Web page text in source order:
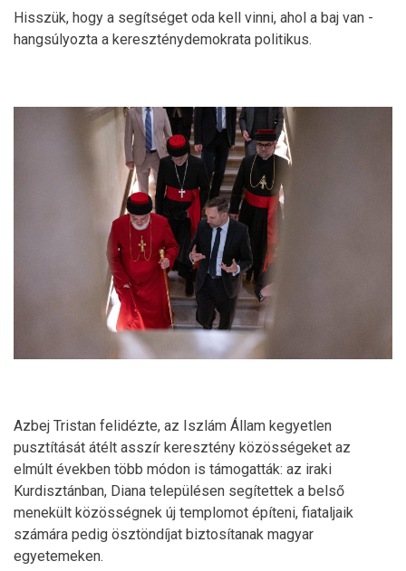
Hisszük, hogy a segítséget oda kell vinni, ahol a baj van -
hangsúlyozta a kereszténydemokrata politikus.
Azbej Tristan felidézte, az Iszlám Állam kegyetlen
pusztítását átélt asszír keresztény közösségeket az
elmúlt években több módon is támogatták: az iraki
Kurdisztánban, Diana településen segítettek a belső
menekült közösségnek új templomot építeni, fiataljaik
számára pedig ösztöndíjat biztosítanak magyar
egyetemeken.